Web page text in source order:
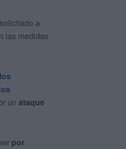
a
las medidas
los
un ataque
por